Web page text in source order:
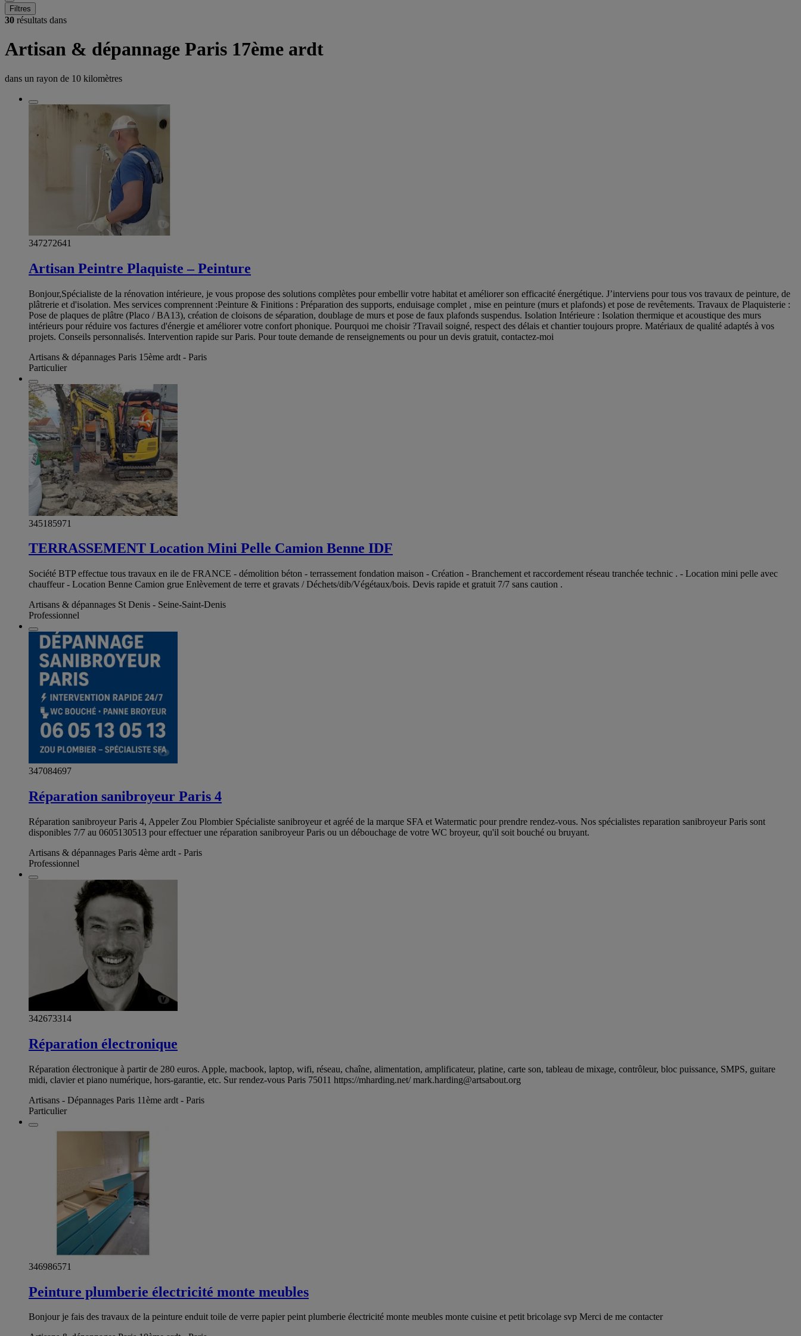
Filtres
30 résultats dans
Artisan & dépannage Paris 17ème ardt
dans un rayon de 10 kilomètres
347272641
Artisan Peintre Plaquiste – Peinture
Bonjour,Spécialiste de la rénovation intérieure, je vous propose des solutions complètes pour embellir votre habitat et améliorer son efficacité énergétique. J’interviens pour tous vos travaux de peinture, de
plâtrerie et d'isolation. Mes services comprennent :Peinture & Finitions : Préparation des supports, enduisage complet , mise en peinture (murs et plafonds) et pose de revêtements. Travaux de Plaquisterie :
Pose de plaques de plâtre (Placo / BA13), création de cloisons de séparation, doublage de murs et pose de faux plafonds suspendus. Isolation Intérieure : Isolation thermique et acoustique des murs
intérieurs pour réduire vos factures d'énergie et améliorer votre confort phonique. Pourquoi me choisir ?Travail soigné, respect des délais et chantier toujours propre. Matériaux de qualité adaptés à vos
projets. Conseils personnalisés. Intervention rapide sur Paris. Pour toute demande de renseignements ou pour un devis gratuit, contactez-moi
Artisans & dépannages Paris 15ème ardt - Paris
Particulier
345185971
TERRASSEMENT Location Mini Pelle Camion Benne IDF
Société BTP effectue tous travaux en ile de FRANCE - démolition béton - terrassement fondation maison - Création - Branchement et raccordement réseau tranchée technic . - Location mini pelle avec
chauffeur - Location Benne Camion grue Enlèvement de terre et gravats / Déchets/dib/Végétaux/bois. Devis rapide et gratuit 7/7 sans caution .
Artisans & dépannages St Denis - Seine-Saint-Denis
Professionnel
347084697
Réparation sanibroyeur Paris 4
Réparation sanibroyeur Paris 4, Appeler Zou Plombier Spécialiste sanibroyeur et agréé de la marque SFA et Watermatic pour prendre rendez-vous. Nos spécialistes reparation sanibroyeur Paris sont
disponibles 7/7 au 0605130513 pour effectuer une réparation sanibroyeur Paris ou un débouchage de votre WC broyeur, qu'il soit bouché ou bruyant.
Artisans & dépannages Paris 4ème ardt - Paris
Professionnel
342673314
Réparation électronique
Réparation électronique à partir de 280 euros. Apple, macbook, laptop, wifi, réseau, chaîne, alimentation, amplificateur, platine, carte son, tableau de mixage, contrôleur, bloc puissance, SMPS, guitare
midi, clavier et piano numérique, hors-garantie, etc. Sur rendez-vous Paris 75011 https://mharding.net/mark.harding@artsabout.org
Artisans - Dépannages Paris 11ème ardt - Paris
Particulier
346986571
Peinture plumberie électricité monte meubles
Bonjour je fais des travaux de la peinture enduit toile de verre papier peint plumberie électricité monte meubles monte cuisine et petit bricolage svp Merci de me contacter